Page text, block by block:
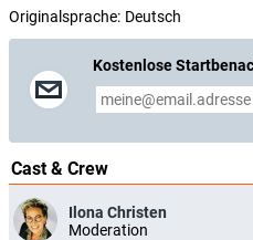
Originalsprache: Deutsch
Kostenlose
Cast & Crew
Ilona Christen
Moderation